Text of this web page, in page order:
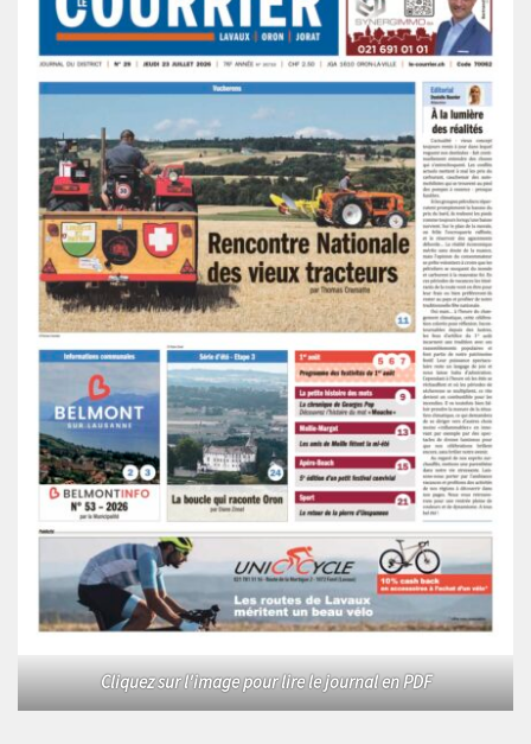
Cliquez sur l'image pour lire le journal en PDF